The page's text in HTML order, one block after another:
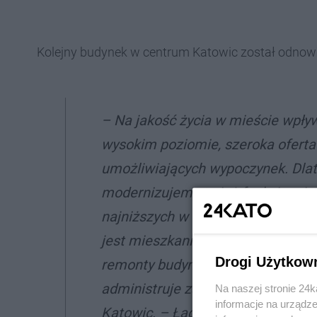
Kolejny budynek w centrum Katowic został
– Na jakość życia w mieście
wysokim poziomie, szeroka
umożliwiających wypoczynek.
modernizujemy te już
najniższych w Polsce i na koniec
jest mieszkanie w komfortowych
remonty budynków Komunalnego
administruje zasobem ok. 15 tys.
Katowic. – Łącznie na
Drogi
Na naszej stronie
informacje na